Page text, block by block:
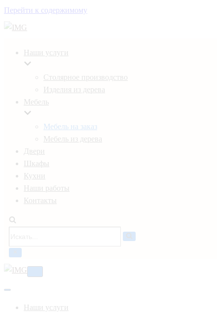
Перейти к содержимому
Наши услуги
Столярное производство
Изделия из дерева
Мебель
Мебель на заказ
Мебель из дерева
Двери
Шкафы
Кухни
Наши работы
Контакты
Меню
Меню
Наши услуги